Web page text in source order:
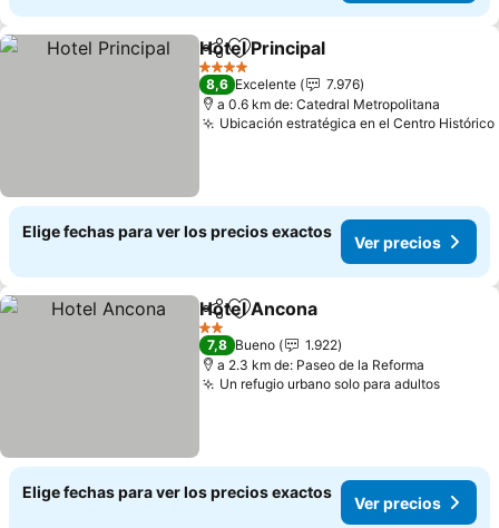
CompartirAgregar a favoritos
Hotel Principal
4 Estrellas
8,6 Excelente
7.976
a 0.6 km de: Catedral Metropolitana
Ubicación estratégica en el Centro Histórico
Elige fechas para ver los precios exactos
Ver precios
CompartirAgregar a favoritos
Hotel Ancona
2 Estrellas
7,8 Bueno
1.922
a 2.3 km de: Paseo de la Reforma
Un refugio urbano solo para adultosVer
Elige fechas para ver los precios exactos
Ver precios